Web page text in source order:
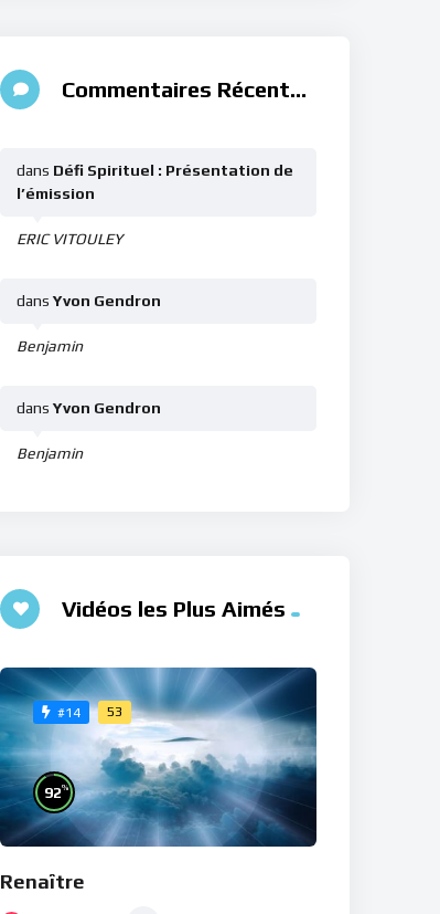
Commentaires Récents
ERIC VITOULEY
dans Défi Spirituel : Présentation de
l’émission
Benjamin
dansYvon Gendron
Benjamin
dansYvon Gendron
Vidéos les Plus Aimés
#14 53
92%
Renaître